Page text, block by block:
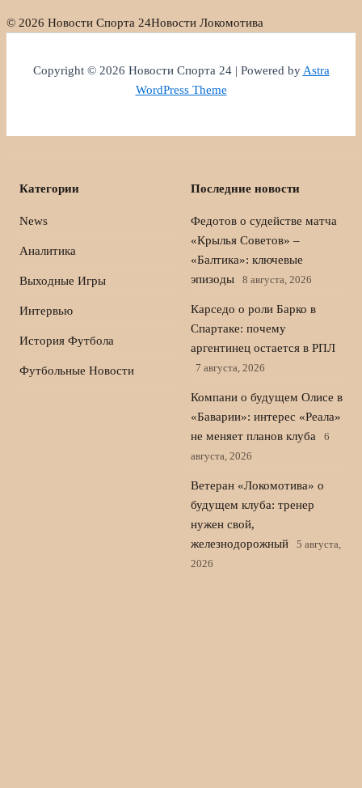
© 2026 Новости Спорта 24Новости Локомотива
Copyright © 2026 Новости Спорта 24 | Powered byAstra
WordPress Theme
Категории
News
Аналитика
Выходные Игры
Интервью
История Футбола
Футбольные Новости
Последние новости
Федотов о судействе матча
«Крылья Советов» –
«Балтика»: ключевые
эпизоды
8 августа, 2026
Карседо о роли Барко в
Спартаке: почему
аргентинец остается в РПЛ
7 августа, 2026
Компани о будущем Олисе в
«Баварии»: интерес «Реала»
не меняет планов клуба
6
августа, 2026
Ветеран «Локомотива» о
будущем клуба: тренер
нужен свой,
железнодорожный
5 августа,
2026